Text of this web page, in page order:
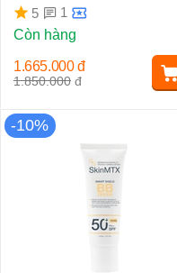
5
1
Còn hàng
1.850.000 đ
1.665.000 đ
-10%